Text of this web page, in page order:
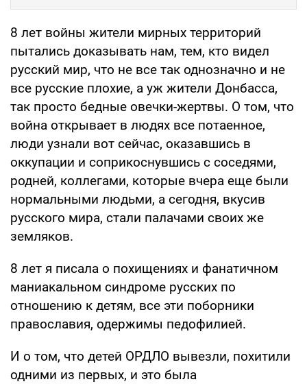
8 лет войны жители мирных территорий
пытались доказывать нам, тем, кто видел
русский мир, что не все так однозначно и не
все русские плохие, а уж жители Донбасса,
так просто бедные овечки-жертвы. О том, что
война открывает в людях все потаенное,
люди узнали вот сейчас, оказавшись в
оккупации и соприкоснувшись с соседями,
родней, коллегами, которые вчера еще были
нормальными людьми, а сегодня, вкусив
русского мира, стали палачами своих же
земляков.
8 лет я писала о похищениях и фанатичном
маниакальном синдроме русских по
отношению к детям, все эти поборники
православия, одержимы педофилией.
И о том, что детей ОРДЛО вывезли, похитили
одними из первых, и это была